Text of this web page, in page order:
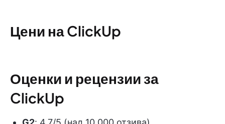
Цени на ClickUp
Оценки и рецензии за
ClickUp